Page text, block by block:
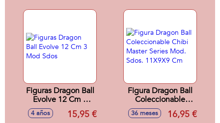
Figuras Dragon Ball
Evolve 12 Cm 3
Mod Sdos
4 años 15,95 €
Figura Dragon Ball
Coleccionable
Chibi Master Series
Mod. Sdos. 11X9X9
36 meses 16,95 €